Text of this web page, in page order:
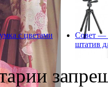
с цветами
Совет —
штатив